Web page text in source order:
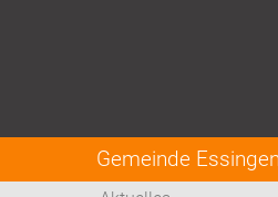
Gemeinde Essingen